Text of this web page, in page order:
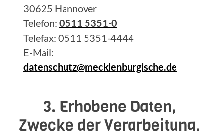
30625 Hannover
Telefon: 0511 5351-0
Telefax: 0511 5351-4444
E-Mail:
datenschutz@mecklenburgische.de
3. Erhobene Daten,
Zwecke der Verarbeitung,